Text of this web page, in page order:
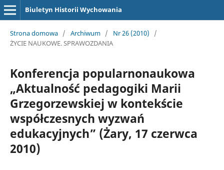
Biuletyn Historii Wychowania
Strona domowa / Archiwum / Nr 26 (2010)
/
ŻYCIE NAUKOWE. SPRAWOZDANIA
Konferencja popularnonaukowa
„Aktualność pedagogiki Marii
Grzegorzewskiej w kontekście
współczesnych wyzwań
edukacyjnych” (Żary, 17 czerwca
2010)